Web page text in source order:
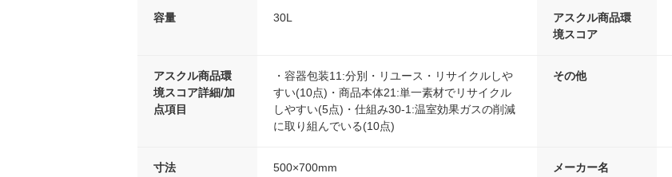
容量 30L
アスクル商品環
境スコア
アスクル商品環
境スコア詳細/加
点項目
・容器包装11:分別・リユース・リサイクルしや
すい(10点)・商品本体21:単一素材でリサイクル
しやすい(5点)・仕組み30-1:温室効果ガスの削減
に取り組んでいる(10点)
その他
寸法 500×700mm メーカー名